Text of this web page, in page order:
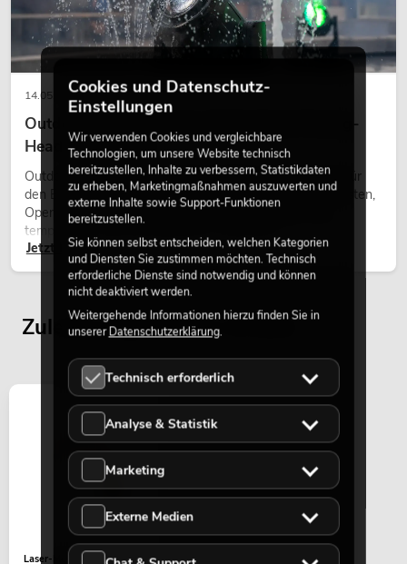
EUROLITE Set LED KLS Laser Bar Pro
FX + Boxenhochständer heavy, Alu sw
No. 20000289Artikel nicht mehr verfügbar
EUROLITE Set LED KLS Laser Bar FX-
Lichtset + M-4 Boxenhochständer
No. 20000451
Bestand reicht ca. 12 Wo.
14.05.2026
Outdoor Moving-Heads: Wetterfeste Moving-
Heads bei Events
Outdoor Moving-Heads sind bewegliche Scheinwerfer für
den Einsatz im Freien. Sie werden bei Festivals, Stadtfesten,
Open-Air-Konzerten, Architekturinszenierungen und
temporären Außeninstallationen eingesetzt.
Jetzt lesen
Zuletzt angesehene Artikel
Laser-Modul 532nm LED
Cookies und Datenschutz-
Einstellungen
Wir verwenden Cookies und vergleichbare
Technologien, um unsere Website technisch
bereitzustellen, Inhalte zu verbessern, Statistikdaten
zu erheben, Marketingmaßnahmen auszuwerten und
externe Inhalte sowie Support-Funktionen
bereitzustellen.
Sie können selbst entscheiden, welchen Kategorien
und Diensten Sie zustimmen möchten. Technisch
erforderliche Dienste sind notwendig und können
nicht deaktiviert werden.
Weitergehende Informationen hierzu finden Sie in
unsererDatenschutzerklärung.
Technisch erforderlich
Analyse & Statistik
Marketing
Externe Medien